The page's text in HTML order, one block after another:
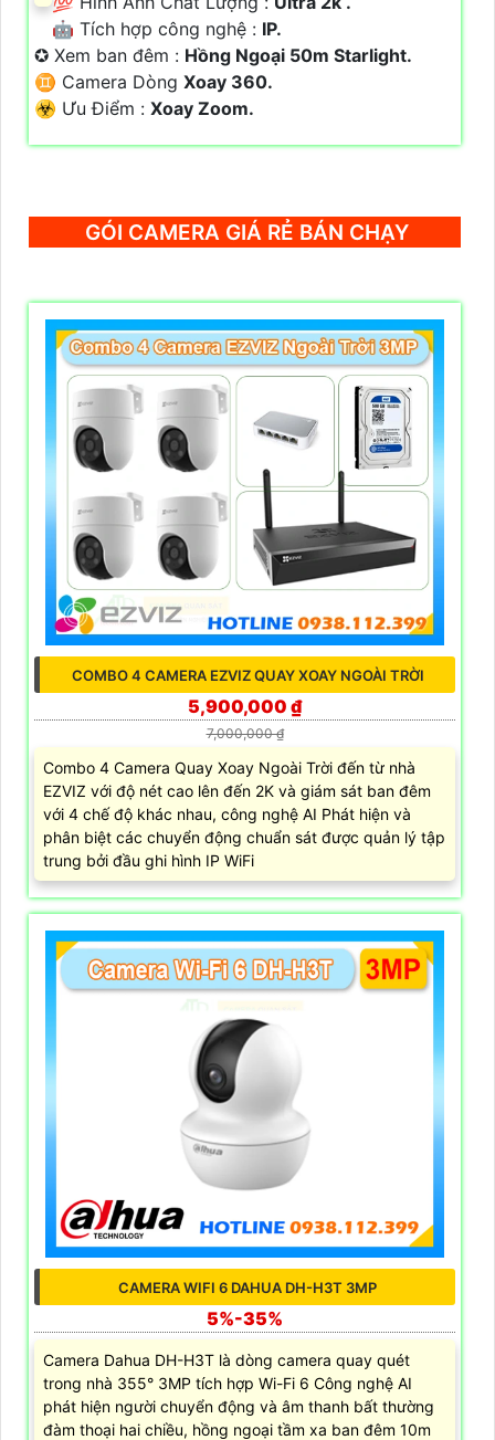
🤖️ Tích hợp công nghệ : IP.
✪ Xem ban đêm : Hồng Ngoại 50m Starlight.
♊ Camera Dòng Xoay 360.
️☣️ Ưu Điểm : Xoay Zoom.
GÓI CAMERA GIÁ RẺ BÁN CHẠY
COMBO 4 CAMERA EZVIZ QUAY XOAY NGOÀI TRỜI
5,900,000 ₫
7,000,000 ₫
Combo 4 Camera Quay Xoay Ngoài Trời đến từ nhà
EZVIZ với độ nét cao lên đến 2K và giám sát ban đêm
với 4 chế độ khác nhau, công nghệ AI Phát hiện và
phân biệt các chuyển động chuẩn sát được quản lý tập
trung bởi đầu ghi hình IP WiFi
CAMERA WIFI 6 DAHUA DH-H3T 3MP
5%-35%
Camera Dahua DH-H3T là dòng camera quay quét
trong nhà 355° 3MP tích hợp Wi-Fi 6 Công nghệ AI
phát hiện người chuyển động và âm thanh bất thường
đàm thoại hai chiều, hồng ngoại tầm xa ban đêm 10m